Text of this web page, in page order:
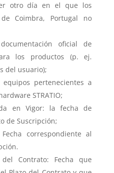
otro día en el que los
Coimbra, Portugal no
oficial de
los productos (p. ej.
del usuario);
equipos pertenecientes a
STRATIO;
en Vigor: la fecha de
de Suscripción;
correspondiente al
Contrato: Fecha que